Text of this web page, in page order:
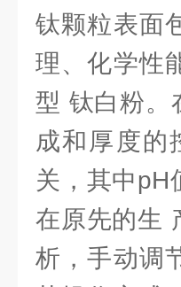
钛颗粒表面
理、化学性
型 钛白粉。
成和厚度的
关，其中pH
在原先的生
析，手动调